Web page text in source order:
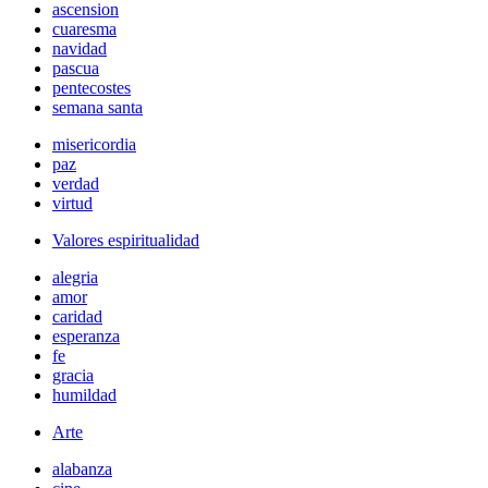
ascension
cuaresma
navidad
pascua
pentecostes
semana santa
misericordia
paz
verdad
virtud
Valores espiritualidad
alegria
amor
caridad
esperanza
fe
gracia
humildad
Arte
alabanza